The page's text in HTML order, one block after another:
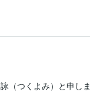
（つくよみ）と申しま